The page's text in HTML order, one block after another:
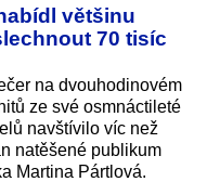
většinu
70 tisíc
na dvouhodinovém
ze své osmnáctileté
navštívilo víc než
natěšené publikum
Martina Pártlová.